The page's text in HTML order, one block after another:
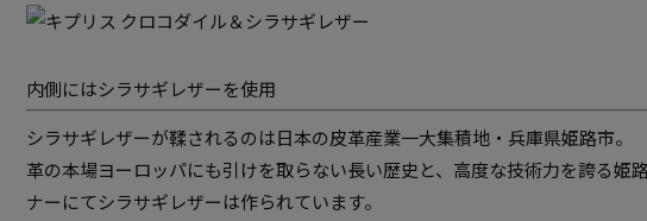
内側にはシラサギレザーを使用
シラサギレザーが鞣されるのは日本の皮革産業一大集積地・兵庫県姫路市。
革の本場ヨーロッパにも引けを取らない長い歴史と、高度な技術力を誇る
ナーにてシラサギレザーは作られています。